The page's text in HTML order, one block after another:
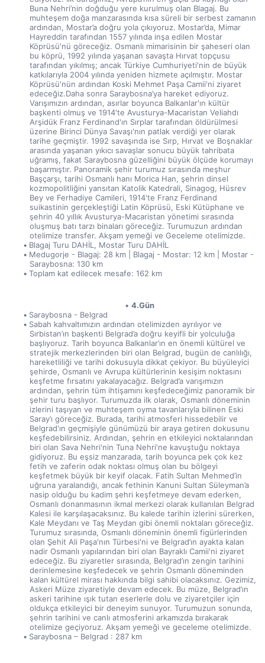
Buna Nehri’nin doğduğu yere kurulmuş olan Blagaj. Bu
muhteşem doğa manzarasında kısa süreli bir serbest zamanın
ardından, Mostar’a doğru yola çıkıyoruz. Mostar’da, Mimar
Hayreddin tarafından 1557 yılında inşa edilen Mostar
Köprüsü'nü göreceğiz. Osmanlı mimarisinin bir şaheseri olan
bu köprü, 1992 yılında yaşanan savaşta Hırvat topçusu
tarafından yıkılmış; ancak Türkiye Cumhuriyeti'nin de büyük
katkılarıyla 2004 yılında yeniden hizmete açılmıştır. Mostar
Köprüsü'nün ardından Koski Mehmet Paşa Camii'ni ziyaret
edeceğiz.Daha sonra Saraybosna’ya hareket ediyoruz.
Varışımızın ardından, asırlar boyunca Balkanlar'ın kültür
başkenti olmuş ve 1914'te Avusturya-Macaristan Veliahdı
Arşidük Franz Ferdinand'ın Sırplar tarafından öldürülmesi
üzerine Birinci Dünya Savaşı'nın patlak verdiği yer olarak
tarihe geçmiştir. 1992 savaşında ise Sırp, Hırvat ve Boşnaklar
arasında yaşanan yıkıcı savaşlar sonucu büyük tahribata
uğramış, fakat Saraybosna güzelliğini büyük ölçüde korumayı
başarmıştır. Panoramik şehir turumuz sırasında meşhur
Başçarşı, tarihi Osmanlı hanı Morica Han, şehrin dinsel
kozmopolitliğini yansıtan Katolik Katedrali, Sinagog, Hüsrev
Bey ve Ferhadiye Camileri, 1914'te Franz Ferdinand
suikastinin gerçekleştiği Latin Köprüsü, Eski Kütüphane ve
şehrin 40 yıllık Avusturya-Macaristan yönetimi sırasında
oluşmuş batı tarzı binaları göreceğiz. Turumuzun ardından
otelimize transfer. Akşam yemeği ve Geceleme otelimizde.
Blagaj Turu DAHİL, Mostar Turu DAHİL
Medugorje - Blagaj: 28 km | Blagaj - Mostar: 12 km | Mostar -
Saraybosna: 130 km
Toplam kat edilecek mesafe: 162 km
4.Gün
Saraybosna - Belgrad
Sabah kahvaltımızın ardından otelimizden ayrılıyor ve
Sırbistan’ın başkenti Belgrad’a doğru keyifli bir yolculuğa
başlıyoruz. Tarih boyunca Balkanlar’ın en önemli kültürel ve
stratejik merkezlerinden biri olan Belgrad, bugün de canlılığı,
hareketliliği ve tarihi dokusuyla dikkat çekiyor. Bu büyüleyici
şehirde, Osmanlı ve Avrupa kültürlerinin kesişim noktasını
keşfetme fırsatını yakalayacağız. Belgrad’a varışımızın
ardından, şehrin tüm ihtişamını keşfedeceğimiz panoramik bir
şehir turu başlıyor. Turumuzda ilk olarak, Osmanlı döneminin
izlerini taşıyan ve muhteşem oyma tavanlarıyla bilinen Eski
Saray’ı göreceğiz. Burada, tarihi atmosferi hissedebilir ve
Belgrad'ın geçmişiyle günümüzü bir araya getiren dokusunu
keşfedebilirsiniz. Ardından, şehrin en etkileyici noktalarından
biri olan Sava Nehri'nin Tuna Nehri'ne kavuştuğu noktaya
gidiyoruz. Bu eşsiz manzarada, tarih boyunca pek çok kez
fetih ve zaferin odak noktası olmuş olan bu bölgeyi
keşfetmek büyük bir keyif olacak. Fatih Sultan Mehmed’in
uğruna yaralandığı, ancak fethinin Kanuni Sultan Süleyman’a
nasip olduğu bu kadim şehri keşfetmeye devam ederken,
Osmanlı donanmasının ikmal merkezi olarak kullanılan Belgrad
Kalesi ile karşılaşacaksınız. Bu kalede tarihin izlerini sürerken,
Kale Meydanı ve Taş Meydan gibi önemli noktaları göreceğiz.
Turumuz sırasında, Osmanlı döneminin önemli figürlerinden
olan Şehit Ali Paşa'nın Türbesi'ni ve Belgrad’ın ayakta kalan
nadir Osmanlı yapılarından biri olan Bayraklı Camii'ni ziyaret
edeceğiz. Bu ziyaretler sırasında, Belgrad’ın zengin tarihini
derinlemesine keşfedecek ve şehrin Osmanlı döneminden
kalan kültürel mirası hakkında bilgi sahibi olacaksınız. Gezimiz,
Askeri Müze ziyaretiyle devam edecek. Bu müze, Belgrad’ın
askeri tarihine ışık tutan eserlerle dolu ve ziyaretçiler için
oldukça etkileyici bir deneyim sunuyor. Turumuzun sonunda,
şehrin tarihini ve canlı atmosferini arkamızda bırakarak
otelimize geçiyoruz. Akşam yemeği ve geceleme otelimizde.
Saraybosna – Belgrad : 287 km